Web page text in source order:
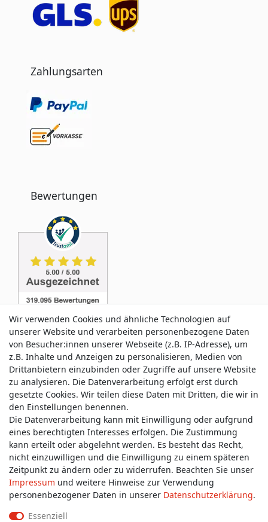
Zahlungsarten
Bewertungen
Service & Kontakt
Wünschen Sie einen Rückruf?
service@allmyclothes.de
Schreiben Sie uns:
service@allmyclothes.de
Wir verwenden Cookies und ähnliche Technologien auf
unserer Website und verarbeiten personenbezogene Daten
von Besucher:innen unserer Webseite (z.B. IP-Adresse), um
z.B. Inhalte und Anzeigen zu personalisieren, Medien von
Drittanbietern einzubinden oder Zugriffe auf unsere Website
zu analysieren. Die Datenverarbeitung erfolgt erst durch
gesetzte Cookies. Wir teilen diese Daten mit Dritten, die wir in
den Einstellungen benennen.
Die Datenverarbeitung kann mit Einwilligung oder aufgrund
eines berechtigten Interesses erfolgen. Die Zustimmung
kann erteilt oder abgelehnt werden. Es besteht das Recht,
nicht einzuwilligen und die Einwilligung zu einem späteren
Zeitpunkt zu ändern oder zu widerrufen. Beachten Sie unser
Impressum und weitere Hinweise zur Verwendung
personenbezogener Daten in unserer Daten­schutz­erklärung.
Essenziell